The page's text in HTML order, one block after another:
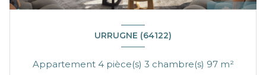
URRUGNE (64122)
Appartement 4 pièce(s) 3 chambre(s) 97 m²